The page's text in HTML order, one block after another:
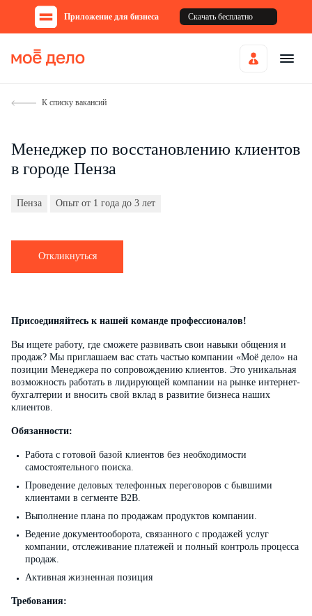
Приложение для бизнеса Скачать бесплатно
К списку вакансий
Менеджер по восстановлению клиентов
в городе Пенза
Пенза Опыт от 1 года до 3 лет
Откликнуться
Присоединяйтесь к нашей команде профессионалов!
Вы ищете работу, где сможете развивать свои навыки общения и
продаж? Мы приглашаем вас стать частью компании «Моё дело» на
позиции Менеджера по сопровождению клиентов. Это уникальная
возможность работать в лидирующей компании на рынке интернет-
бухгалтерии и вносить свой вклад в развитие бизнеса наших
клиентов.
Обязанности:
Работа с готовой базой клиентов без необходимости
самостоятельного поиска.
Проведение деловых телефонных переговоров с бывшими
клиентами в сегменте B2B.
Выполнение плана по продажам продуктов компании.
Ведение документооборота, связанного с продажей услуг
компании, отслеживание платежей и полный контроль процесса
продаж.
Активная жизненная позиция
Требования: